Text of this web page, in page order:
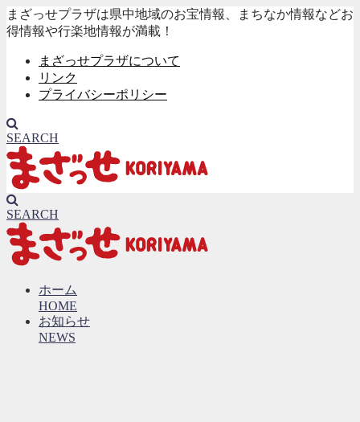
まざっせプラザは県中地域のお宝情報、まちなか情報などお
得情報や行楽地情報が満載！
まざっせプラザについて
リンク
プライバシーポリシー
SEARCH
SEARCH
ホーム
HOME
お知らせ
NEWS